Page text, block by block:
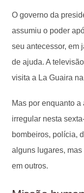
O governo da
assumiu o poder
seu antecessor, em
de ajuda. A
visita a La Guaira
Mas por enquanto
irregular nesta
bombeiros, polícia,
alguns lugares,
em outros.